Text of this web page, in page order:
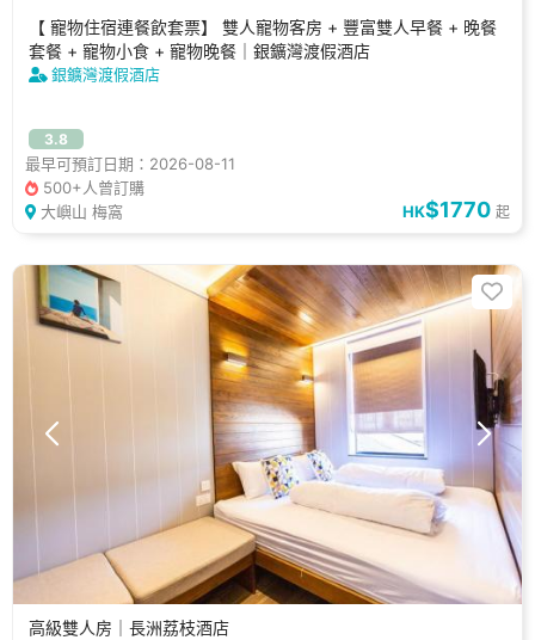
【 寵物住宿連餐飲套票】 雙人寵物客房 + 豐富雙人早餐 + 晚餐
套餐 + 寵物小食 + 寵物晚餐｜銀鑛灣渡假酒店
銀鑛灣渡假酒店
3.8
最早可預訂日期：2026-08-11
500+人曾訂購
大嶼山 梅窩
HK$1770 起
高級雙人房｜長洲荔枝酒店